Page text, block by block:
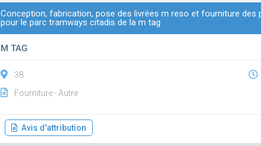
Conception, fabrication, pose des livrées m reso et fourniture des
pour le parc tramways citadis de la m tag
M TAG
38
Fourniture - Autre
Avis d'attribution